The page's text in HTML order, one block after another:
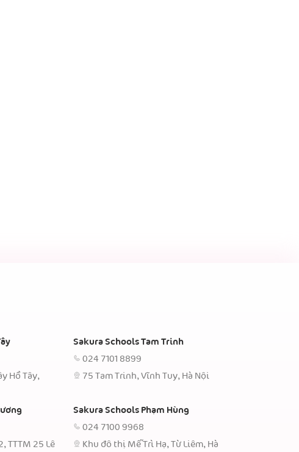
Hồ Tây,
Sakura Schools Tam Trinh
024 7101 8899
75 Tam Trinh, Vĩnh Tuy, Hà Nội
TTTM 25 Lê
Sakura Schools Phạm Hùng
024 7100 9968
Khu đô thị Mễ Trì Hạ, Từ Liêm, Hà